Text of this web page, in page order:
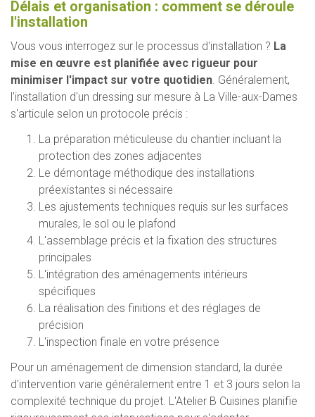
Délais et organisation : comment se déroule
l'installation
Vous vous interrogez sur le processus d'installation ? La
mise en œuvre est planifiée avec rigueur pour
minimiser l'impact sur votre quotidien. Généralement,
l'installation d'un dressing sur mesure à La Ville-aux-Dames
s'articule selon un protocole précis :
La préparation méticuleuse du chantier incluant la
protection des zones adjacentes
Le démontage méthodique des installations
préexistantes si nécessaire
Les ajustements techniques requis sur les surfaces
murales, le sol ou le plafond
L'assemblage précis et la fixation des structures
principales
L'intégration des aménagements intérieurs
spécifiques
La réalisation des finitions et des réglages de
précision
L'inspection finale en votre présence
Pour un aménagement de dimension standard, la durée
d'intervention varie généralement entre 1 et 3 jours selon la
complexité technique du projet. L'Atelier B Cuisines planifie